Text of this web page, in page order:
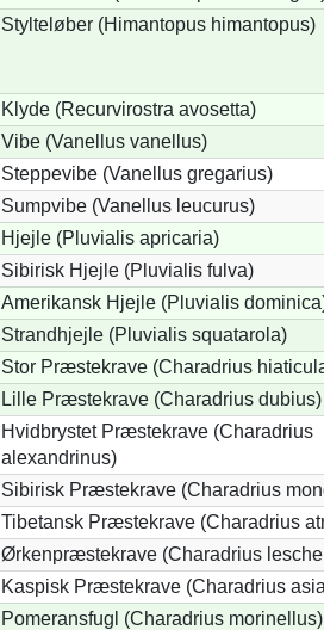
Stylteløber (Himantopus himantopus)
Klyde (Recurvirostra avosetta)
Vibe (Vanellus vanellus)
Steppevibe (Vanellus gregarius)
Sumpvibe (Vanellus leucurus)
Hjejle (Pluvialis apricaria)
Sibirisk Hjejle (Pluvialis fulva)
Amerikansk Hjejle (Pluvialis
Strandhjejle (Pluvialis squatarola)
Stor Præstekrave (Charadrius
Lille Præstekrave (Charadrius dubius)
Hvidbrystet Præstekrave (Charadrius
alexandrinus)
Sibirisk Præstekrave (Charadrius
Tibetansk Præstekrave (Charadrius
Ørkenpræstekrave (Charadrius
Kaspisk Præstekrave (Charadrius
Pomeransfugl (Charadrius morinellus)